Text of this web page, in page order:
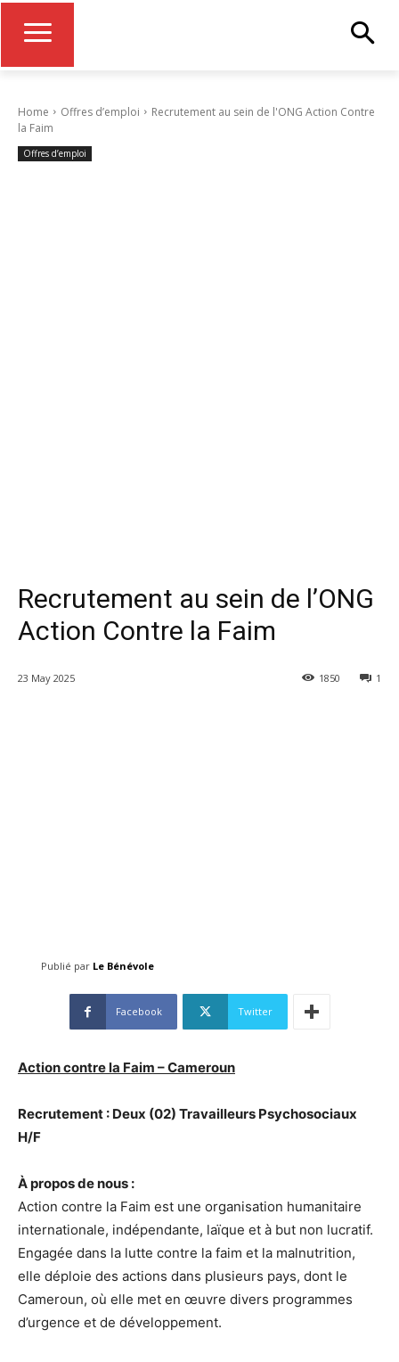
Home Offres d’emploi
Recrutement au sein de l'ONG Action Contre
la Faim
Offres d’emploi
Recrutement au sein de l’ONG
Action Contre la Faim
23 May 2025 1
1850
Publié par Le Bénévole
Facebook Twitter
Action contre la Faim – Cameroun
Recrutement : Deux (02) Travailleurs Psychosociaux
H/F
À propos de nous :
Action contre la Faim est une organisation humanitaire
internationale, indépendante, laïque et à but non lucratif.
Engagée dans la lutte contre la faim et la malnutrition,
elle déploie des actions dans plusieurs pays, dont le
Cameroun, où elle met en œuvre divers programmes
d’urgence et de développement.